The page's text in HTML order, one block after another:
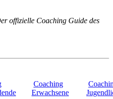
offizielle Coaching Guide des
Coaching
Erwachsene